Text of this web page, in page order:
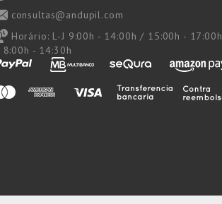
consultas@andupil.com
Horário: L-J 9:00h - 14:00h / 15:00h - 17:00h
8:00h - 14:30h